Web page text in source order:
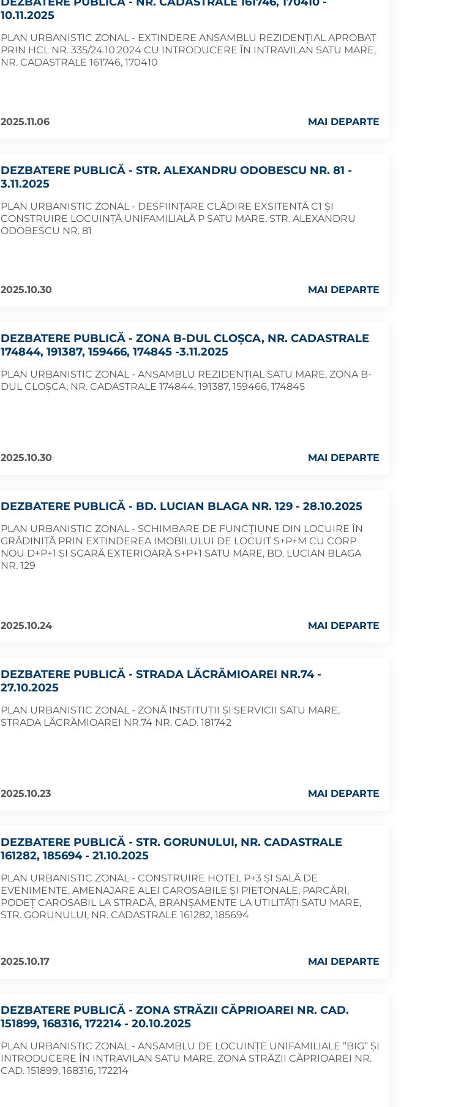
10.11.2025
PLAN URBANISTIC ZONAL - EXTINDERE ANSAMBLU REZIDENȚIAL APROBAT
PRIN HCL NR. 335/24.10.2024 CU INTRODUCERE ÎN INTRAVILAN SATU MARE,
NR. CADASTRALE 161746, 170410
2025.11.06 MAI DEPARTE
DEZBATERE PUBLICĂ - STR. ALEXANDRU ODOBESCU NR. 81 -
3.11.2025
PLAN URBANISTIC ZONAL - DESFIINȚARE CLĂDIRE EXSITENTĂ C1 ȘI
CONSTRUIRE LOCUINȚĂ UNIFAMILIALĂ P SATU MARE, STR. ALEXANDRU
ODOBESCU NR. 81
2025.10.30 MAI DEPARTE
DEZBATERE PUBLICĂ - ZONA B-DUL CLOȘCA, NR. CADASTRALE
174844, 191387, 159466, 174845 -3.11.2025
PLAN URBANISTIC ZONAL - ANSAMBLU REZIDENȚIAL SATU MARE, ZONA B-
DUL CLOȘCA, NR. CADASTRALE 174844, 191387, 159466, 174845
2025.10.30 MAI DEPARTE
DEZBATERE PUBLICĂ - BD. LUCIAN BLAGA NR. 129 - 28.10.2025
PLAN URBANISTIC ZONAL - SCHIMBARE DE FUNCȚIUNE DIN LOCUIRE ÎN
GRĂDINIȚĂ PRIN EXTINDEREA IMOBILULUI DE LOCUIT S+P+M CU CORP
NOU D+P+1 ȘI SCARĂ EXTERIOARĂ S+P+1 SATU MARE, BD. LUCIAN BLAGA
NR. 129
2025.10.24 MAI DEPARTE
DEZBATERE PUBLICĂ - STRADA LĂCRĂMIOAREI NR.74 -
27.10.2025
PLAN URBANISTIC ZONAL - ZONĂ INSTITUȚII ȘI SERVICII SATU MARE,
STRADA LĂCRĂMIOAREI NR.74 NR. CAD. 181742
2025.10.23 MAI DEPARTE
DEZBATERE PUBLICĂ - STR. GORUNULUI, NR. CADASTRALE
161282, 185694 - 21.10.2025
PLAN URBANISTIC ZONAL - CONSTRUIRE HOTEL P+3 ȘI SALĂ DE
EVENIMENTE, AMENAJARE ALEI CAROSABILE ȘI PIETONALE, PARCĂRI,
PODEȚ CAROSABIL LA STRADĂ, BRANȘAMENTE LA UTILITĂȚI SATU MARE,
STR. GORUNULUI, NR. CADASTRALE 161282, 185694
2025.10.17 MAI DEPARTE
DEZBATERE PUBLICĂ - ZONA STRĂZII CĂPRIOAREI NR. CAD.
151899, 168316, 172214 - 20.10.2025
PLAN URBANISTIC ZONAL - ANSAMBLU DE LOCUINȚE UNIFAMILIALE ”BIG” ȘI
INTRODUCERE ÎN INTRAVILAN SATU MARE, ZONA STRĂZII CĂPRIOAREI NR.
CAD. 151899, 168316, 172214